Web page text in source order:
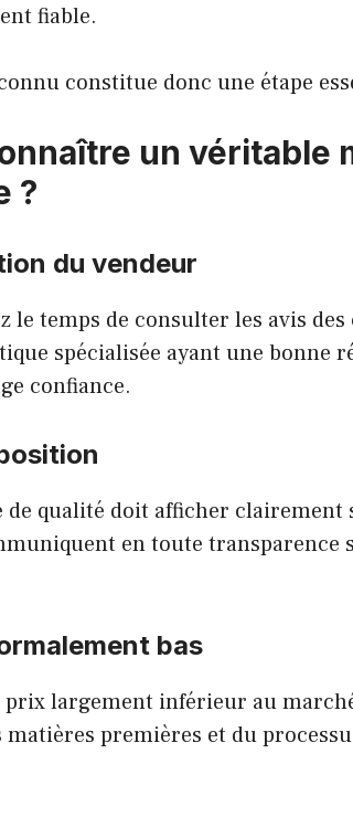
fiable.
constitue donc une étape
un véritable
?
du vendeur
le temps de consulter les avis
spécialisée ayant une bonne
confiance.
qualité doit afficher clairement
en toute transparence
bas
prix largement inférieur au
matières premières et du